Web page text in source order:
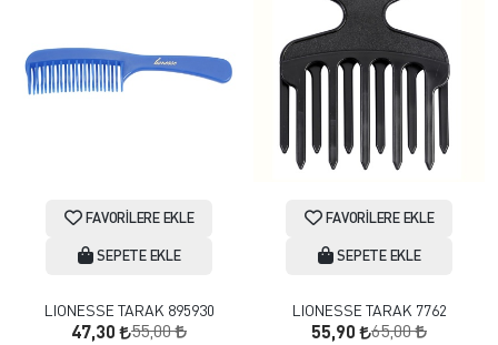
FAVORILERE EKLE
SEPETE EKLE
LIONESSE TARAK 895930
47,30 55,00
FAVORILERE EKLE
SEPETE EKLE
LIONESSE TARAK 7762
55,90 65,00